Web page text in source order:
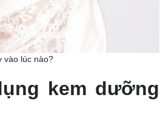
vào lúc nào?
kem dưỡng